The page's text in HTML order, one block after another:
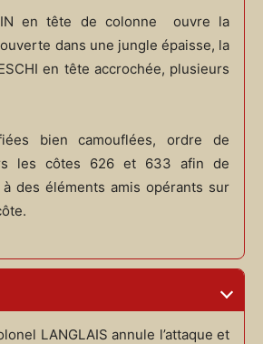
en tête de colonne ouvre la
dans une jungle épaisse, la
en tête accrochée, plusieurs
bien camouflées, ordre de
les côtes 626 et 633 afin de
des éléments amis opérants sur
LANGLAIS annule l’attaque et